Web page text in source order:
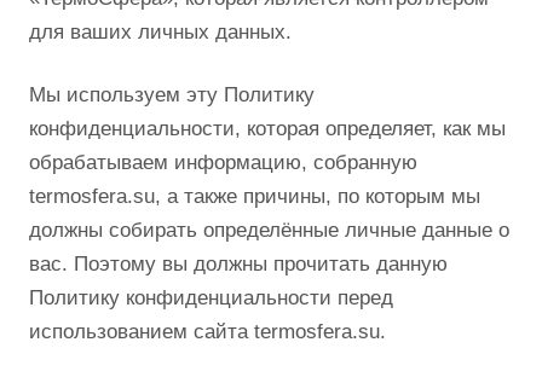
для ваших личных данных.
Мы используем эту Политику
конфиденциальности, которая определяет, как мы
обрабатываем информацию, собранную
termosfera.su, а также причины, по которым мы
должны собирать определённые личные данные о
вас. Поэтому вы должны прочитать данную
Политику конфиденциальности перед
использованием сайта termosfera.su.